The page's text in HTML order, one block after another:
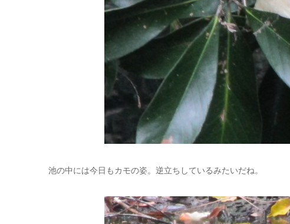
池の中には今日もカモの姿。逆立ちしているみたいだね。